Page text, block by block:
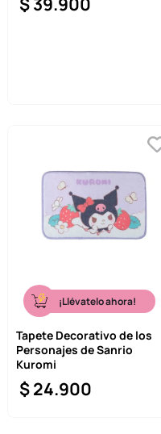
¡Llévatelo ahora!
Tapete Decorativo de los
Personajes de Sanrio
Kuromi
$24.900